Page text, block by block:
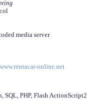
media server
www.rentacar-online.net
SQL, PHP, Flash ActionScript2